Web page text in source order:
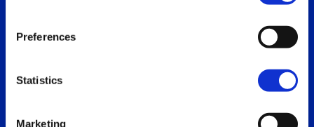
Preferences
Statistics
Marketing
Marcela Marcela Aguirre,
Manager de Bancolombia